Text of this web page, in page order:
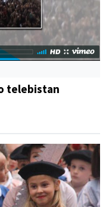
telebistan